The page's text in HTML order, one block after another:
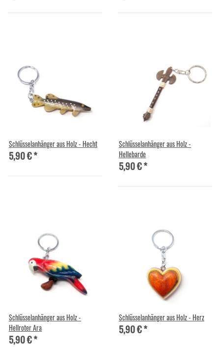
Schlüsselanhänger aus Holz - Hecht
5,90 €*
Schlüsselanhänger aus Holz -
Hellebarde
5,90 €*
Schlüsselanhänger aus Holz -
Hellroter Ara
5,90 €*
Schlüsselanhänger aus Holz - Herz
5,90 €*